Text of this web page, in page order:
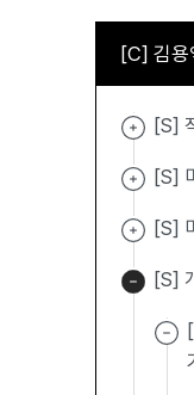
[C] 김용
[S]
[S]
[S]
[S]